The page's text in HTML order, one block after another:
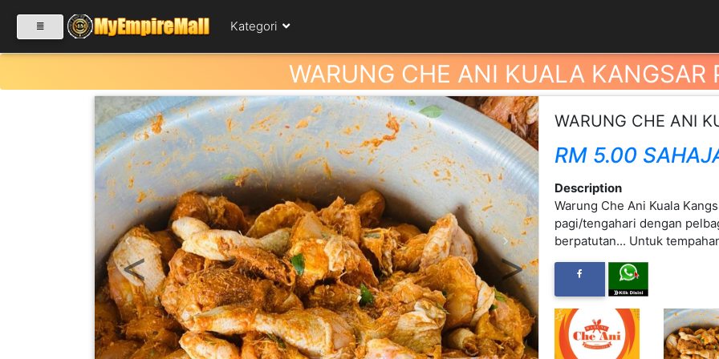
Kategori
WARUNG CHE ANI KUALA KANGSAR
Previous Next
WARUNG CHE ANI
RM 5.00
Description
Warung Che Ani Kuala
pagi/tengahari dengan
berpatutan... Untuk
SELECT CATEGORY
KESIHATAN(80)
PERNIAGAAN